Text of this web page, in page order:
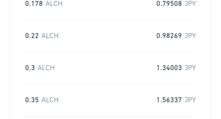
0.178 ALCH 0.79508 JPY
0.22 ALCH 0.98269 JPY
0.3 ALCH 1.34003 JPY
0.35 ALCH 1.56337 JPY